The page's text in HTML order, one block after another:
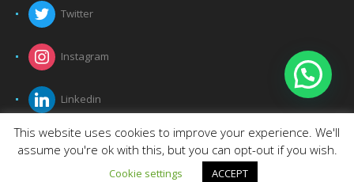
Twitter
Instagram
Linkedin
This website uses cookies to improve your experience. We'll
assume you're ok with this, but you can opt-out if you wish.
Cookie settings ACCEPT